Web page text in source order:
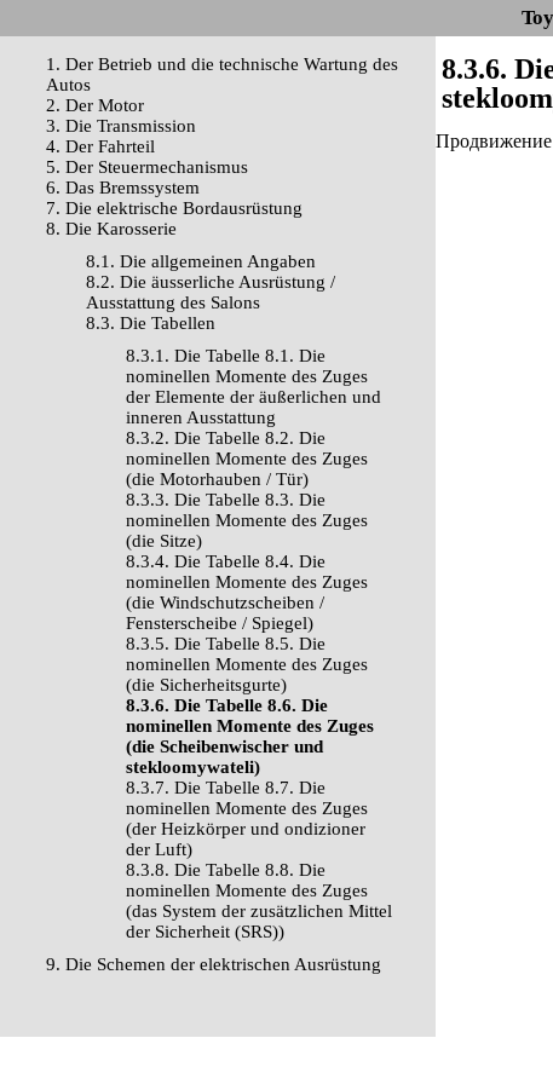
1. Der Betrieb und die technische Wartung des
Autos
2. Der Motor
3. Die Transmission
4. Der Fahrteil
5. Der Steuermechanismus
6. Das Bremssystem
7. Die elektrische Bordausrüstung
8. Die Karosserie
8.1. Die allgemeinen Angaben
8.2. Die äusserliche Ausrüstung /
Ausstattung des Salons
8.3. Die Tabellen
8.3.1. Die Tabelle 8.1. Die
nominellen Momente des Zuges
der Elemente der äußerlichen und
inneren Ausstattung
8.3.2. Die Tabelle 8.2. Die
nominellen Momente des Zuges
(die Motorhauben / Tür)
8.3.3. Die Tabelle 8.3. Die
nominellen Momente des Zuges
(die Sitze)
8.3.4. Die Tabelle 8.4. Die
nominellen Momente des Zuges
(die Windschutzscheiben /
Fensterscheibe / Spiegel)
8.3.5. Die Tabelle 8.5. Die
nominellen Momente des Zuges
(die Sicherheitsgurte)
8.3.6. Die Tabelle 8.6. Die
nominellen Momente des Zuges
(die Scheibenwischer und
stekloomywateli)
8.3.7. Die Tabelle 8.7. Die
nominellen Momente des Zuges
(der Heizkörper und ondizioner
der Luft)
8.3.8. Die Tabelle 8.8. Die
nominellen Momente des Zuges
(das System der zusätzlichen Mittel
der Sicherheit (SRS))
9. Die Schemen der elektrischen Ausrüstung
8.3.6.
Продвижение